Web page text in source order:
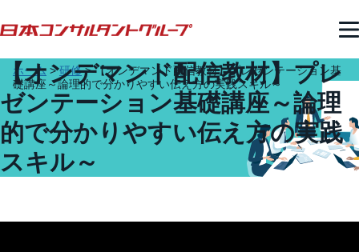
ホーム >研修>【オンデマンド配信教材】プレゼンテーション基
礎講座～論理的で分かりやすい伝え方の実践スキル～
【オンデマンド配信教材】プレ
ゼンテーション基礎講座～論理
的で分かりやすい伝え方の実践
スキル～